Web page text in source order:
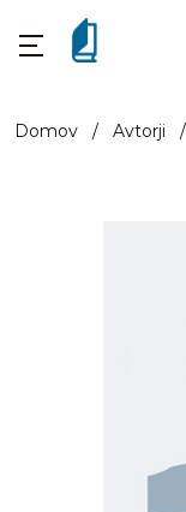
Domov / Avtorji /